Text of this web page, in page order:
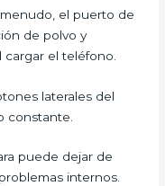
el puerto de
de polvo y
el teléfono.
laterales del
constante.
puede dejar de
internos.